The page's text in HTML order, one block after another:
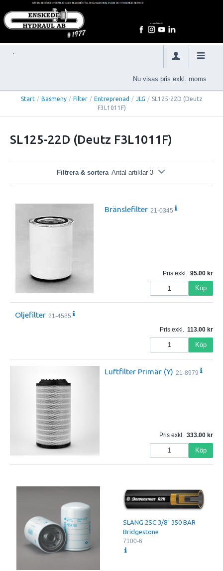
Nu visas pris exkl. moms
Start / Basmeny / Filter / Entreprenad / JLG / SL125-22D (Deutz
F3L1011F)
SL125-22D (Deutz F3L1011F)
Filtrera & sortera Antal artiklar 3
Bränslefilter 21-0345
Pris exkl. 95.00
Köp
Oljefilter 21-4585
Pris exkl. 113.00
Köp
Luftfilter Primär (Y) 21-8979
Pris exkl. 333.00
Köp
SLANG 2SC 3/8" 350 BAR
Bridgestone
7100-6